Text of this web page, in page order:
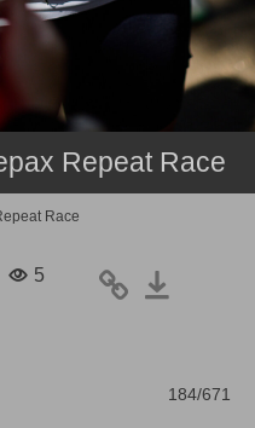
Race
5
184/671
Repeat Race